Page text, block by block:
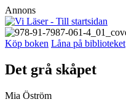
Annons
Köp boken Låna på biblioteket
Det grå skåpet
Mia Öström